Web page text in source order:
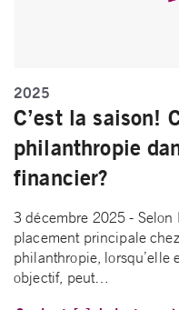
2025
C’est la saison!
philanthropie
financier?
3 décembre 2025 - Selon
placement principale
philanthropie, lorsqu’elle
objectif, peut…